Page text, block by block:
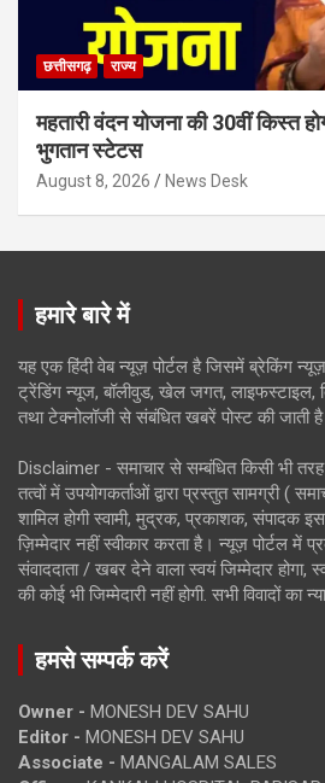
छत्तीसगढ़ राज्य
महतारी वंदन योजना की 30वीं किस्त
भुगतान स्टेटस
August 8, 2026 News Desk
हमारे बारे में
यह एक हिंदी वेब न्यूज़ पोर्टल है जिसमें ब्रेकिंग
ट्रेंडिंग न्यूज, बॉलीवुड, खेल जगत, लाइफस्टाइल,
तथा टेक्नोलॉजी से संबंधित खबरें पोस्ट की जाती
Disclaimer - समाचार से सम्बंधित किसी भी
तत्वों में उपयोगकर्ताओं द्वारा प्रस्तुत सामग्री (
शामिल होगी स्वामी, मुद्रक, प्रकाशक, संपादक
ज़िम्मेदार नहीं स्वीकार करता है। न्यूज़ पोर्टल में
संवाददाता / खबर देने वाला स्वयं जिम्मेदार
की कोई भी जिम्मेदारी नहीं होगी. सभी विवादों का
हमसे सम्पर्क करें
Owner - MONESH DEV SAHU
Editor - MONESH DEV SAHU
Associate - MANGALAM SALES